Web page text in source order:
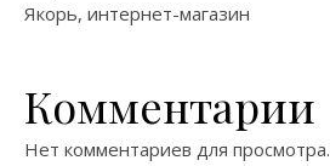
Якорь, интернет-магазин
Комментарии
Нет комментариев для просмотра.